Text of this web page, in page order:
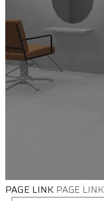
PAGE LINK PAGE LINK